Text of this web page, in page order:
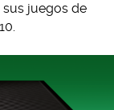
juegos de